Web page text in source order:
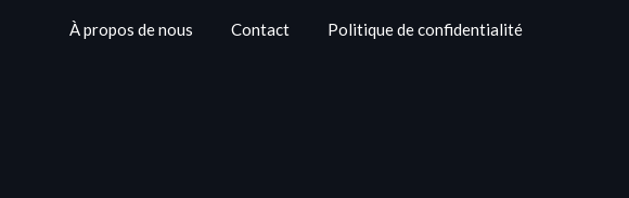
À propos de nous Contact Politique de confidentialité